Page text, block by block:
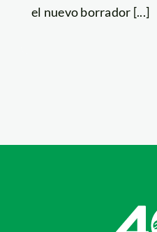
el nuevo borrador [...]